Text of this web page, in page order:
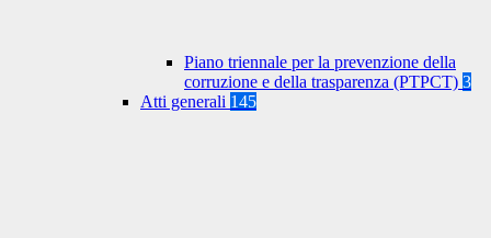
Piano triennale per la prevenzione della
corruzione e della trasparenza (PTPCT) 3
Atti generali 145